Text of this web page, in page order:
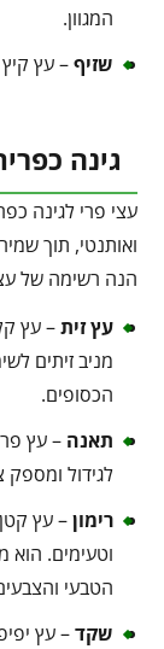
המגוון.
שזיף– עץ
גינה
עצי פרי לגינה
ואותנטי, תוך
הנה רשימה של
עץ זית– עץ
מניב זיתים
הכסופים.
תאנה – עץ
לגידול
רימון– עץ
וטעימים. הוא
הטבעי
שקד– עץ